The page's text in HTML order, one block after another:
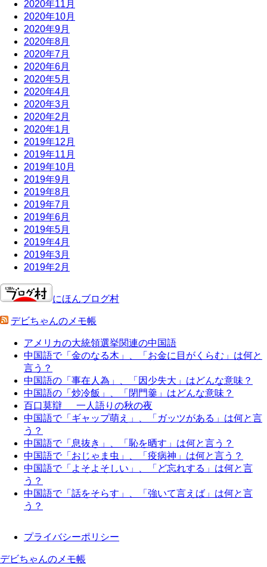
2020年11月
2020年10月
2020年9月
2020年8月
2020年7月
2020年6月
2020年5月
2020年4月
2020年3月
2020年2月
2020年1月
2019年12月
2019年11月
2019年10月
2019年9月
2019年8月
2019年7月
2019年6月
2019年5月
2019年4月
2019年3月
2019年2月
にほんブログ村
デビちゃんのメモ帳
アメリカの大統領選挙関連の中国語
中国語で「金のなる木」、「お金に目がくらむ」は何と
言う？
中国語の「事在人為」、「因少失大」はどんな意味？
中国語の「炒冷飯」、「閉門羹」はどんな意味？
百口莫辯 一人語りの秋の夜
中国語で「ギャップ萌え」、「ガッツがある」は何と言
う？
中国語で「息抜き」、「恥を晒す」は何と言う？
中国語で「おじゃま虫」、「疫病神」は何と言う？
中国語で「よそよそしい」、「ど忘れする」は何と言
う？
中国語で「話をそらす」、「強いて言えば」は何と言
う？
プライバシーポリシー
デビちゃんのメモ帳